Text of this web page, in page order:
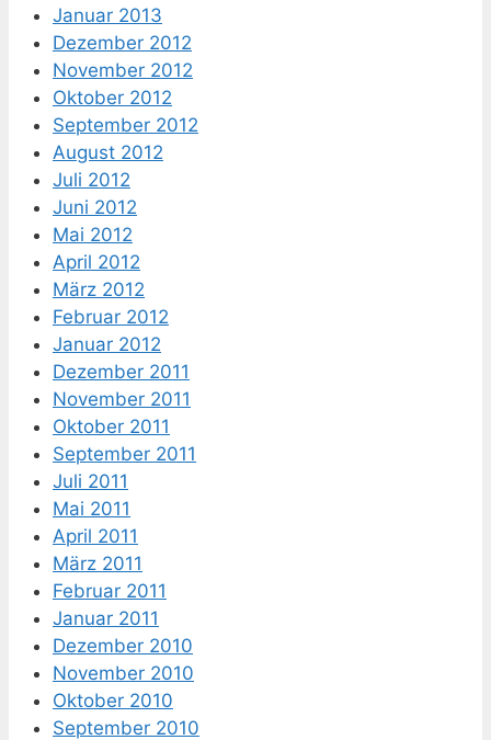
Januar 2013
Dezember 2012
November 2012
Oktober 2012
September 2012
August 2012
Juli 2012
Juni 2012
Mai 2012
April 2012
März 2012
Februar 2012
Januar 2012
Dezember 2011
November 2011
Oktober 2011
September 2011
Juli 2011
Mai 2011
April 2011
März 2011
Februar 2011
Januar 2011
Dezember 2010
November 2010
Oktober 2010
September 2010